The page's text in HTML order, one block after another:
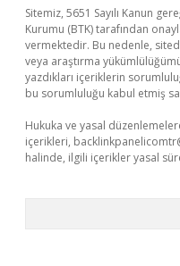
Sitemiz, 5651 Sayılı Kanun
Kurumu (BTK) tarafından
vermektedir. Bu nedenle,
veya araştırma
yazdıkları içeriklerin
bu sorumluluğu kabul etmiş
Hukuka ve yasal
içerikleri,
halinde, ilgili içerikler yasal